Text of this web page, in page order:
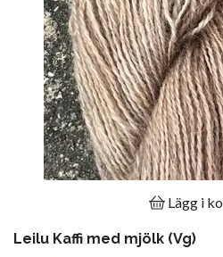
Lägg i
Leilu Kaffi med mjölk (Vg)